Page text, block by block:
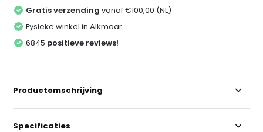
Gratis verzending vanaf €100,00 (NL)
Fysieke winkel in Alkmaar
6845 positieve reviews!
Productomschrijving
Specificaties